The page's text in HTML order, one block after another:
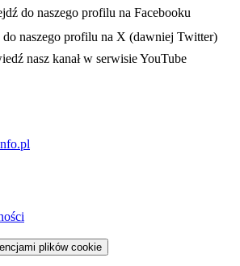
otwiera się w nowej karcie
do naszego profilu na Facebooku
karcie
do naszego profilu na X (dawniej Twitter)
się w nowej karcie
nasz kanał w serwisie YouTube
plików cookie